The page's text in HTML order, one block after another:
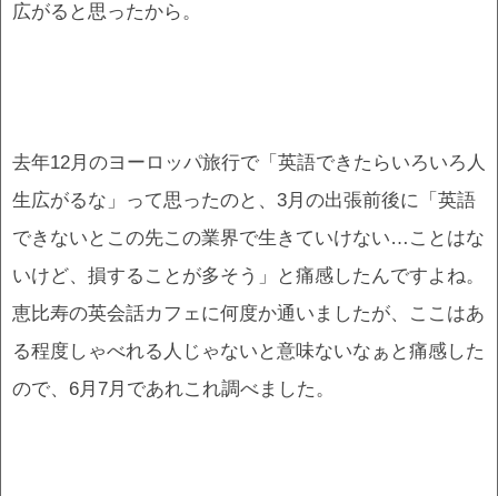
広がると思ったから。
去年12月のヨーロッパ旅行で「英語できたらいろいろ人
生広がるな」って思ったのと、3月の出張前後に「英語
できないとこの先この業界で生きていけない…ことはな
いけど、損することが多そう」と痛感したんですよね。
恵比寿の英会話カフェに何度か通いましたが、ここはあ
る程度しゃべれる人じゃないと意味ないなぁと痛感した
ので、6月7月であれこれ調べました。